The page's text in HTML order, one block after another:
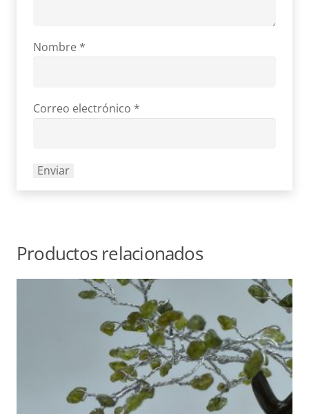
Nombre *
Correo electrónico *
Productos relacionados